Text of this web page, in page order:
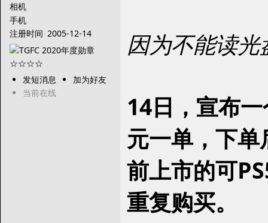
相机
手机
注册时间 2005-12-14
发短消息
加为好友
当前在线
因为不能读
14日，宣布
元一单，下
前上市的可
重复购买。